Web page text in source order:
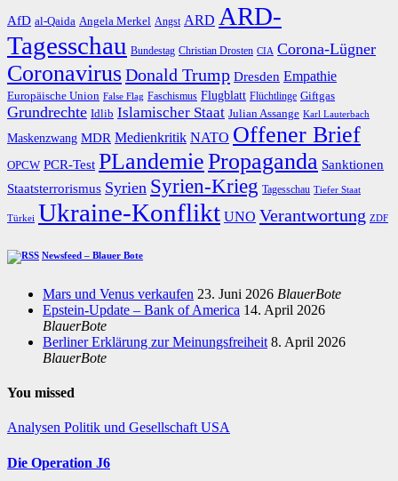
AfD al-Qaida Angela Merkel Angst ARD ARD-
Tagesschau Bundestag Christian Drosten CIA Corona-Lügner
CoronavirusDonald Trump Dresden Empathie
Europäische Union False Flag Faschismus Flugblatt Flüchtlinge Giftgas
Grundrechte Idlib Islamischer Staat Julian Assange Karl Lauterbach
Maskenzwang MDR Medienkritik NATO Offener Brief
OPCW PCR-Test PLandemiePropaganda Sanktionen
Staatsterrorismus Syrien Syrien-Krieg Tagesschau Tiefer Staat
Türkei Ukraine-Konflikt UNO Verantwortung ZDF
Newsfeed – Blauer Bote
Mars und Venus verkaufen 23. Juni 2026 BlauerBote
Epstein-Update – Bank of America 14. April 2026
BlauerBote
Berliner Erklärung zur Meinungsfreiheit 8. April 2026
BlauerBote
You missed
Analysen Politik und Gesellschaft USA
Die Operation J6